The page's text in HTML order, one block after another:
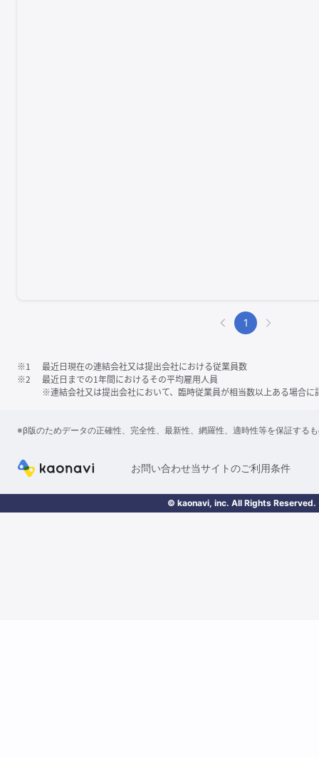
1
※1
最近日現在の連結会社又は提出会社における従業員数
※2
最近日までの1年間におけるその平均雇用人員
※連結会社又は提出会社において、臨時従業員が相当数以上ある場合に
※β版のためデータの正確性、完全性、最新性、網羅性、適時性等を保証する
お問い合わせ当サイトのご利用条件
© kaonavi, inc. All Rights Reserved.